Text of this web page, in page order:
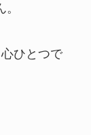
ひとつで